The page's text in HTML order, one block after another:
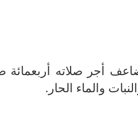
أجر صلاته
والماء الحار.